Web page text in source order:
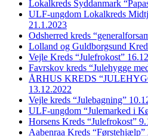
Lokalkreds Syddanmark
ULF-ungdom Lokalkreds
21.1.2023
Odsherred kreds
Lolland og Guldborgsund
Vejle Kreds “Julefrokost”
Favrskov kreds “Julehygge
ÅRHUS KREDS
13.12.2022
Vejle kreds “Julebagning”
ULF-ungdom “Julemarked i
Horsens Kreds “Julefrokost”
Aabenraa Kreds “Førstehjælp”